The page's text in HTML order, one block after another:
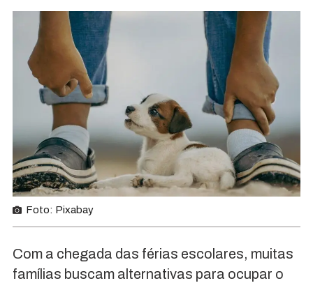
Foto: Pixabay
Com a chegada das férias escolares, muitas
famílias buscam alternativas para ocupar o